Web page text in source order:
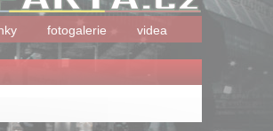
fotogalerie videa